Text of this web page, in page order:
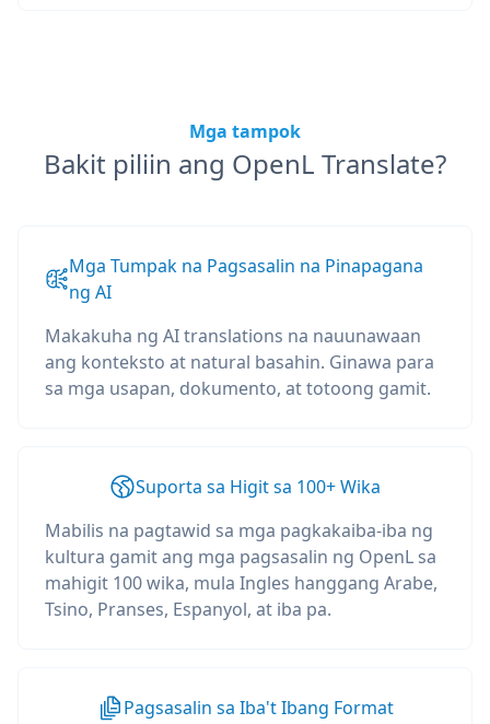
Mga tampok
Bakit piliin ang OpenL Translate?
Mga Tumpak na Pagsasalin na Pinapagana
ng AI
Makakuha ng AI translations na nauunawaan
ang konteksto at natural basahin. Ginawa para
sa mga usapan, dokumento, at totoong gamit.
Suporta sa Higit sa 100+ Wika
Mabilis na pagtawid sa mga pagkakaiba-iba ng
kultura gamit ang mga pagsasalin ng OpenL sa
mahigit 100 wika, mula Ingles hanggang Arabe,
Tsino, Pranses, Espanyol, at iba pa.
Pagsasalin sa Iba't Ibang Format